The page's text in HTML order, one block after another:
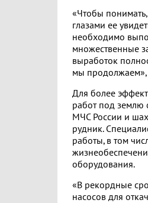
«Чтобы
глазами ее
необходимо
множественные
выработок
мы
Для более
работ под землю
МЧС России и
рудник.
работы, в том
оборудования.
«В рекордные
насосов для